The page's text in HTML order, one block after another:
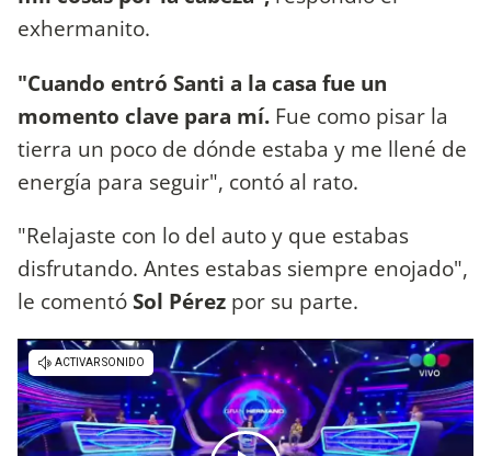
exhermanito.
"Cuando entró Santi a la casa fue un
momento clave para mí. Fue como pisar la
tierra un poco de dónde estaba y me llené de
energía para seguir", contó al rato.
"Relajaste con lo del auto y que estabas
disfrutando. Antes estabas siempre enojado",
le comentóSol Pérez por su parte.